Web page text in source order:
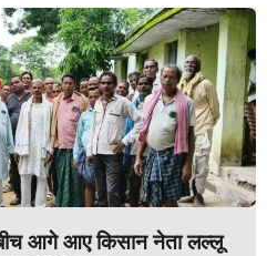
आगे आए किसान नेता लल्लू